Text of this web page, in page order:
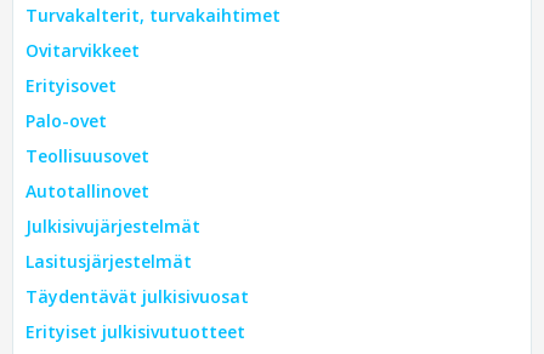
Turvakalterit, turvakaihtimet
Ovitarvikkeet
Erityisovet
Palo-ovet
Teollisuusovet
Autotallinovet
Julkisivujärjestelmät
Lasitusjärjestelmät
Täydentävät julkisivuosat
Erityiset julkisivutuotteet